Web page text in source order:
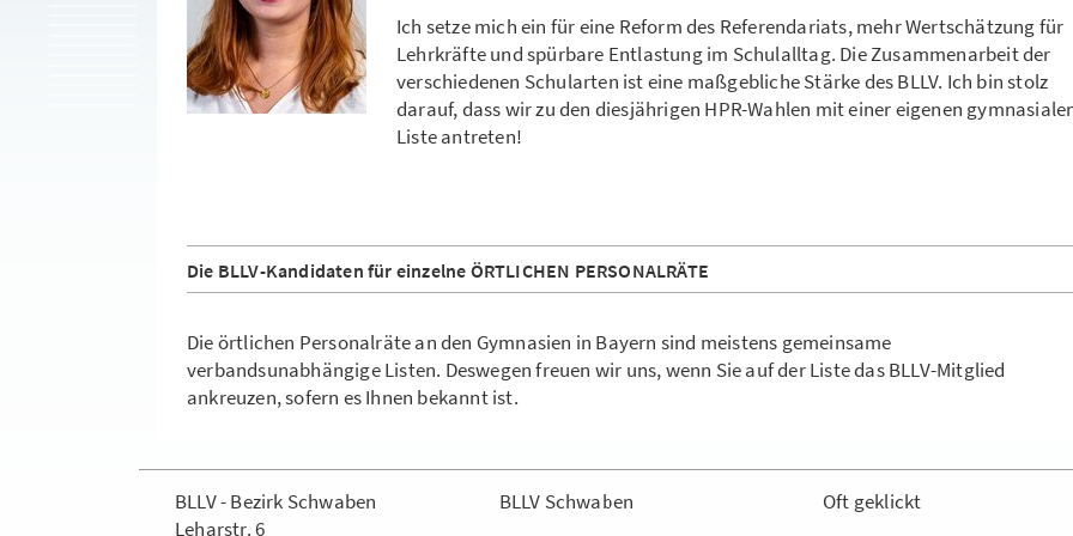
Ich setze mich ein für eine Reform des Referendariats, mehr Wertschätzung für
Lehrkräfte und spürbare Entlastung im Schulalltag. Die Zusammenarbeit der
verschiedenen Schularten ist eine maßgebliche Stärke des BLLV. Ich bin stolz
darauf, dass wir zu den diesjährigen HPR-Wahlen mit einer eigenen
Liste antreten!
Die BLLV-Kandidaten für einzelne ÖRTLICHEN PERSONALRÄTE
Die örtlichen Personalräte an den Gymnasien in Bayern sind meistens gemeinsame
verbandsunabhängige Listen. Deswegen freuen wir uns, wenn Sie auf der Liste das BLLV-Mitglied
ankreuzen, sofern es Ihnen bekannt ist.
BLLV - Bezirk Schwaben
Leharstr. 6
BLLV Schwaben Oft geklickt